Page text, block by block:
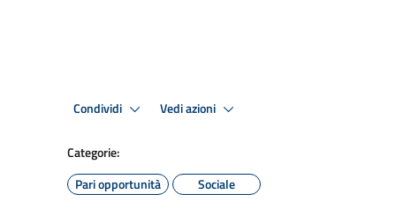
Condividi Vedi azioni
Categorie:
Pari opportunità
Sociale